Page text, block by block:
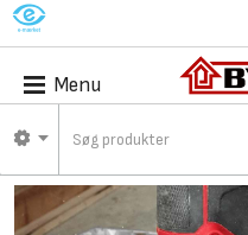
M
Menu